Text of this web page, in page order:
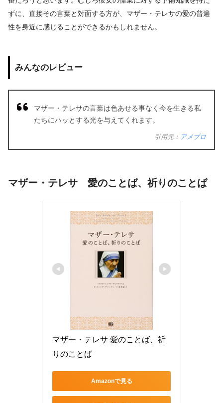
ずに、直接その言葉と対面する方が、マザー・テレサの愛の普遍
性を身近に感じることができるかもしれません。
みんなのレビュー
マザー・テレサの言葉は色あせる事なく今を生きる私
たちにハッとする光を与えてくれます。
引用元： アメブロ
マザー・テレサ 愛のことば、祈りのことば
マザー・テレサ 愛のことば、祈
りのことば
Amazonで見る